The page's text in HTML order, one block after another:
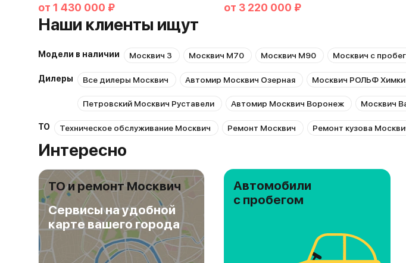
от 1 430 000 ₽ от 3 220 000 ₽
Наши клиенты ищут
Модели в наличии Москвич 3 Москвич М70 Москвич М90 Москвич с
Дилеры Все дилеры Москвич Автомир Москвич Озерная Москвич РОЛЬФ Химки
Петровский Москвич Руставели Автомир Москвич Воронеж Москвич
ТО Техническое обслуживание Москвич Ремонт Москвич Ремонт кузова
Интересно
ТО и ремонт Москвич
Сервисы на удобной
карте вашего города
Автомобили
с пробегом